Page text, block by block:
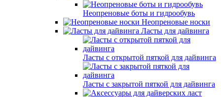
Неопреновые боты и гидрообувь
Неопреновые носки
Ласты для дайвинга
Ласты с открытой пяткой для дайвинга
Ласты с закрытой пяткой для дайвинга